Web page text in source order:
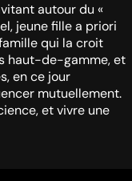
autour du «
jeune fille a priori
qui la croit
haut-de-gamme, et
en ce jour
mutuellement.
et vivre une